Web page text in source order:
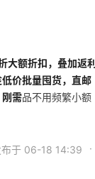
大额折扣，叠加返利
价批量囤货，直邮
刚需品不用频繁小额
布于 06-18 14:39 ·